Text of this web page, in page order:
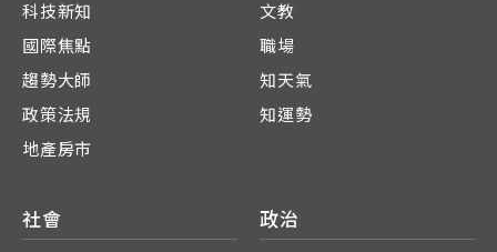
科技新知
國際焦點
趨勢大師
政策法規
地產房市
文教
職場
知天氣
知運勢
社會 政治